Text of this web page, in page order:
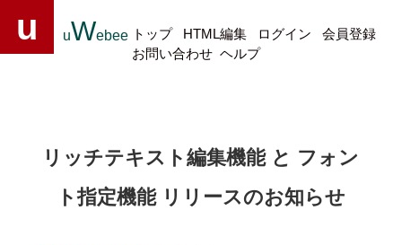
u uWebee トップ HTML編集 ログイン
会員登録
お問い合わせ ヘルプ
リッチテキスト編集機能 と フォン
ト指定機能 リリースのお知らせ